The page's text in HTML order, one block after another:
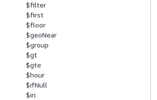
$filter
$first
$floor
$geoNear
$group
$gt
$gte
$hour
$ifNull
$in